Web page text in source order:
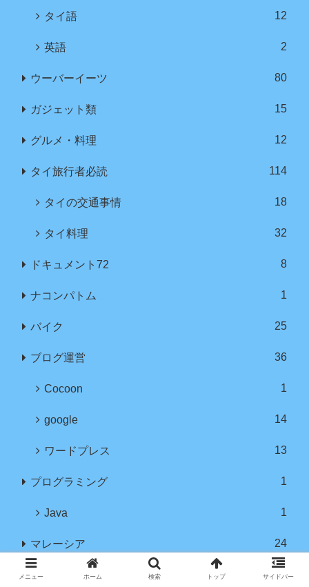
タイ語 12
英語 2
ウーバーイーツ 80
ガジェット類 15
グルメ・料理 12
タイ旅行者必読 114
タイの交通事情 18
タイ料理 32
ドキュメント72 8
ナコンパトム 1
バイク 25
ブログ運営 36
Cocoon 1
google 14
ワードプレス 13
プログラミング 1
Java 1
マレーシア 24
クアラルンプール 12
メニュー ホーム 検索 トップ サイドバー